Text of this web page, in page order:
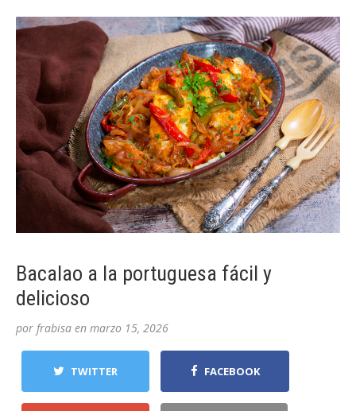
Bacalao a la portuguesa fácil y
delicioso
por frabisa en marzo 15, 2026
TWITTER FACEBOOK